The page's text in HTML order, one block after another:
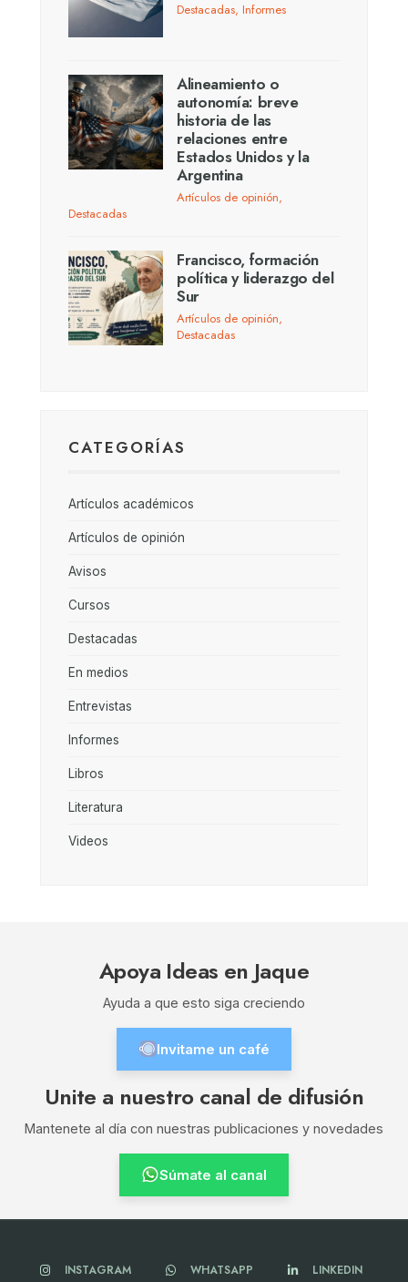
Destacadas, Informes
Alineamiento o
autonomía: breve
historia de las
relaciones entre
Estados Unidos y la
Argentina
Artículos de opinión,
Destacadas
Francisco, formación
política y liderazgo del
Sur
Artículos de opinión,
Destacadas
CATEGORÍAS
Artículos académicos
Artículos de opinión
Avisos
Cursos
Destacadas
En medios
Entrevistas
Informes
Libros
Literatura
Videos
Apoya Ideas en Jaque
Ayuda a que esto siga creciendo
Invitame un café
Unite a nuestro canal de difusión
Mantenete al día con nuestras publicaciones y novedades
Súmate al canal
INSTAGRAM WHATSAPP LINKEDIN